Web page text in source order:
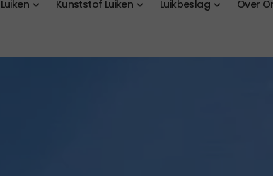
Kunststof Luiken Luikbeslag Over